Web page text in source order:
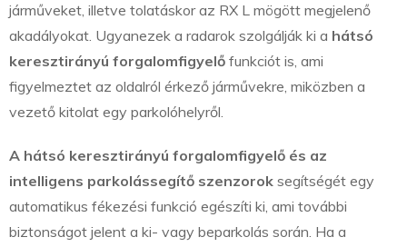
járműveket, illetve tolatáskor az RX L mögött megjelenő
akadályokat. Ugyanezek a radarok szolgálják ki a hátsó
keresztirányú forgalomfigyelő funkciót is, ami
figyelmeztet az oldalról érkező járművekre, miközben a
vezető kitolat egy parkolóhelyről.
A hátsó keresztirányú forgalomfigyelő és az
intelligens parkolássegítő szenzorok segítségét egy
automatikus fékezési funkció egészíti ki, ami további
biztonságot jelent a ki- vagy beparkolás során. Ha a